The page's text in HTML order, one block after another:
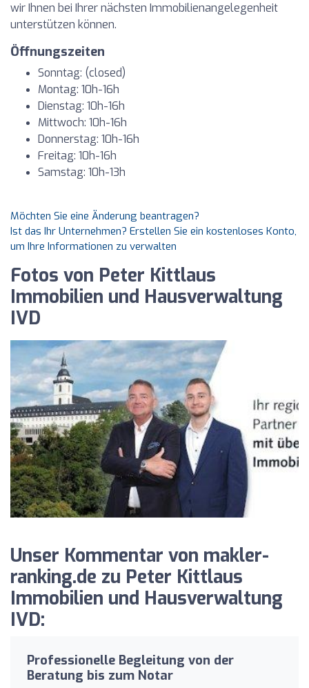
wir Ihnen bei Ihrer nächsten Immobilienangelegenheit
unterstützen können.
Öffnungszeiten
Sonntag: (closed)
Montag: 10h-16h
Dienstag: 10h-16h
Mittwoch: 10h-16h
Donnerstag: 10h-16h
Freitag: 10h-16h
Samstag: 10h-13h
Möchten Sie eine Änderung beantragen?
Ist das Ihr Unternehmen? Erstellen Sie ein kostenloses Konto,
um Ihre Informationen zu verwalten
Fotos von Peter Kittlaus
Immobilien und Hausverwaltung
IVD
Unser Kommentar von makler-
ranking.de zu Peter Kittlaus
Immobilien und Hausverwaltung
IVD:
Professionelle Begleitung von der
Beratung bis zum Notar